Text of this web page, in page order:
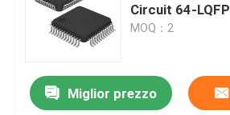
Circuit 64-LQFP
MOQ：2
Miglior prezzo